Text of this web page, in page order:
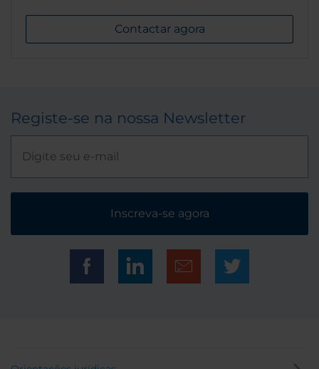
Contactar agora
Registe-se na nossa Newsletter
Inscreva-se agora